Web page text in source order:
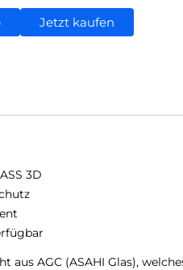
Jetzt kaufen
3D
aus AGC (ASAHI Glas),